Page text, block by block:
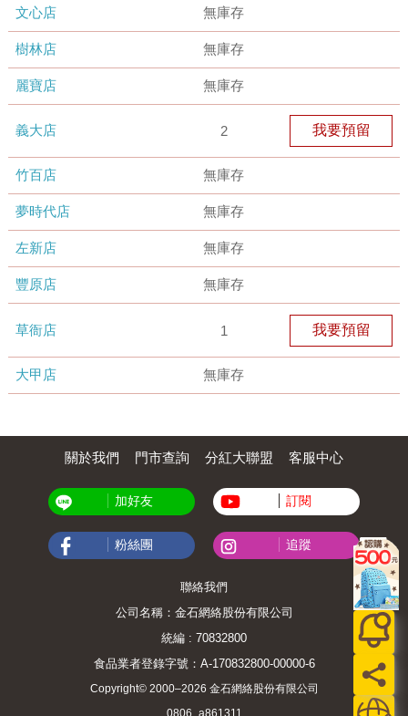
文心店 無庫存
樹林店 無庫存
麗寶店 無庫存
義大店 2 我要預留
竹百店 無庫存
夢時代店 無庫存
左新店 無庫存
豐原店 無庫存
草衙店 1 我要預留
大甲店 無庫存
關於我們 門市查詢 分紅大聯盟 客服中心
加好友 訂閱
粉絲團 追蹤
聯絡我們
公司名稱：金石網絡股份有限公司
統編 : 70832800
食品業者登錄字號：A-170832800-00000-6
Copyright© 2000–2026 金石網絡股份有限公司